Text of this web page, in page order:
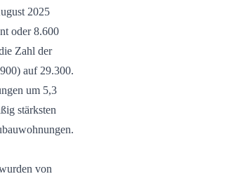
2025
oder 8.600
Zahl der
auf 29.300.
um 5,3
stärksten
von